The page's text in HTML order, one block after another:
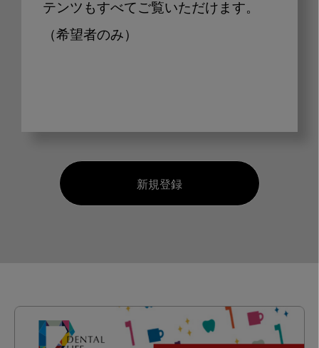
テンツもすべてご覧いただけます。
（希望者のみ）
新規登録